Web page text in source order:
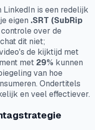
is een redelijk
eigen .SRT (SubRip
over de
dit niet;
de kijktijd met
met 29% kunnen
van hoe
Ondertitels
en veel effectiever.